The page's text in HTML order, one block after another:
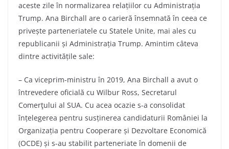
aceste zile în normalizarea relațiilor cu Administrația
Trump. Ana Birchall are o carieră însemnată în ceea ce
privește parteneriatele cu Statele Unite, mai ales cu
republicanii și Administrația Trump. Amintim câteva
dintre activitățile sale:
– Ca viceprim-ministru în 2019, Ana Birchall a avut o
întrevedere oficială cu Wilbur Ross, Secretarul
Comerţului al SUA. Cu acea ocazie s-a consolidat
înțelegerea pentru susținerea candidaturii României la
Organizația pentru Cooperare și Dezvoltare Economică
(OCDE) și s-au stabilit parteneriate în domenii de